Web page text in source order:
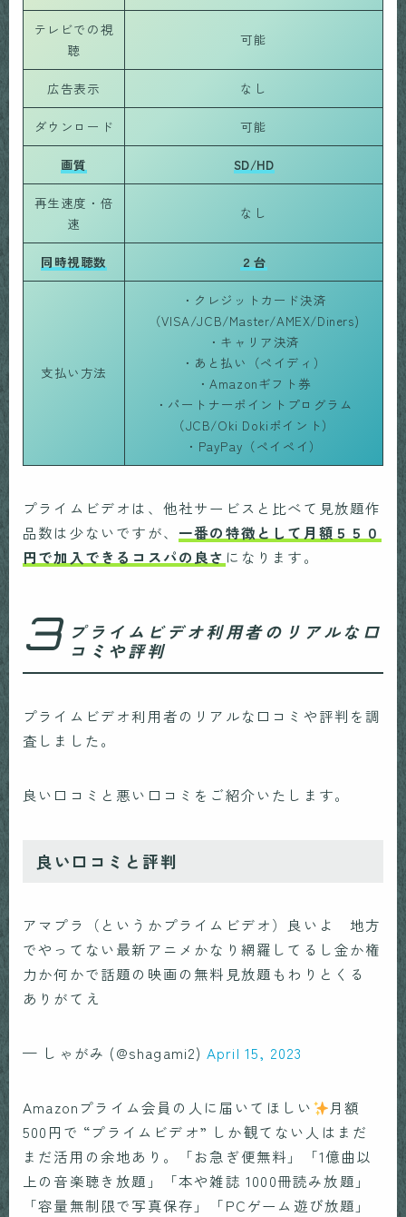
テレビでの視
聴
可能
広告表示 なし
ダウンロード 可能
画質 SD/HD
再生速度・倍
速
なし
同時視聴数 ２台
支払い方法
・クレジットカード決済
（VISA/JCB/Master/AMEX/Diners)
・キャリア決済
・あと払い（ペイディ）
・Amazonギフト券
・パートナーポイントプログラム
（JCB/Oki Dokiポイント）
・PayPay（ペイペイ）
プライムビデオは、他社サービスと比べて見放題作
品数は少ないですが、 一番の特徴として月額５５０
円で加入できるコスパの良さ になります。
3 プライムビデオ利用者のリアルな口
コミや評判
プライムビデオ利用者のリアルな口コミや評判を調
査しました。
良い口コミと悪い口コミをご紹介いたします。
良い口コミと評判
アマプラ（というかプライムビデオ）良いよ 地方
でやってない最新アニメかなり網羅してるし金か権
力か何かで話題の映画の無料見放題もわりとくる
ありがてえ
— しゃがみ (@shagami2) April 15, 2023
Amazonプライム会員の人に届いてほしい
月額
500円で “プライムビデオ” しか観てない人はまだ
まだ活用の余地あり。「お急ぎ便無料」「1億曲以
上の音楽聴き放題」「本や雑誌 1000冊読み放題」
「容量無制限で写真保存」「PCゲーム遊び放題」